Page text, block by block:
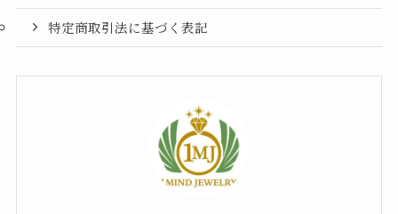
特定商取引法に基づく表記